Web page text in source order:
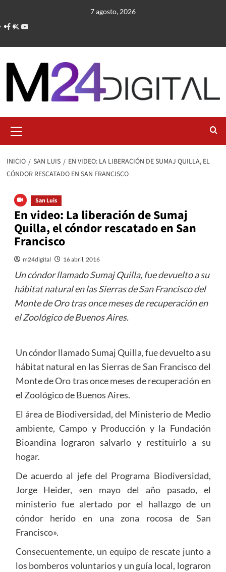
contenido
7 agosto, 2026
primario
INICIO SAN LUIS
EN VIDEO: LA LIBERACIÓN DE SUMAJ QUILLA, EL
CÓNDOR RESCATADO EN SAN FRANCISCO
San Luis
En video: La liberación de Sumaj
Quilla, el cóndor rescatado en San
Francisco
m24digital 16 abril, 2016
Un cóndor llamado Sumaj Quilla, fue devuelto a su
hábitat natural en las Sierras de San Francisco del
Monte de Oro tras once meses de recuperación en
el Zoológico de Buenos Aires.
Un cóndor llamado Sumaj Quilla, fue devuelto a su
hábitat natural en las Sierras de San Francisco del
Monte de Oro tras once meses de recuperación en
el Zoológico de Buenos Aires.
El área de Biodiversidad, del Ministerio de Medio
ambiente, Campo y Producción y la Fundación
Bioandina lograron salvarlo y restituirlo a su
hogar.
De acuerdo al jefe del Programa Biodiversidad,
Jorge Heider, «en mayo del año pasado, el
ministerio fue alertado por el hallazgo de un
cóndor herido en una zona rocosa de San
Francisco».
Consecuentemente, un equipo de rescate junto a
los bomberos voluntarios y un guía local, lograron